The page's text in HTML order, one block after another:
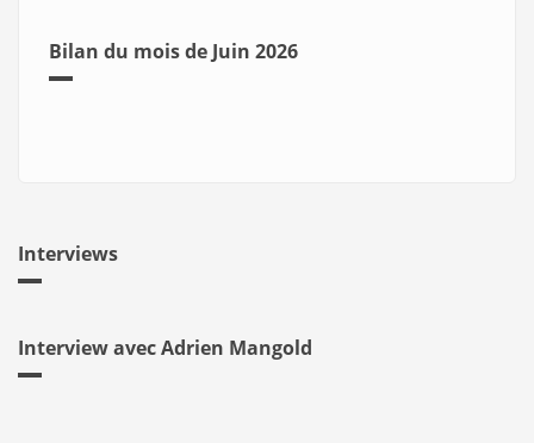
Bilan du mois de Juin 2026
Interviews
Interview avec Adrien Mangold